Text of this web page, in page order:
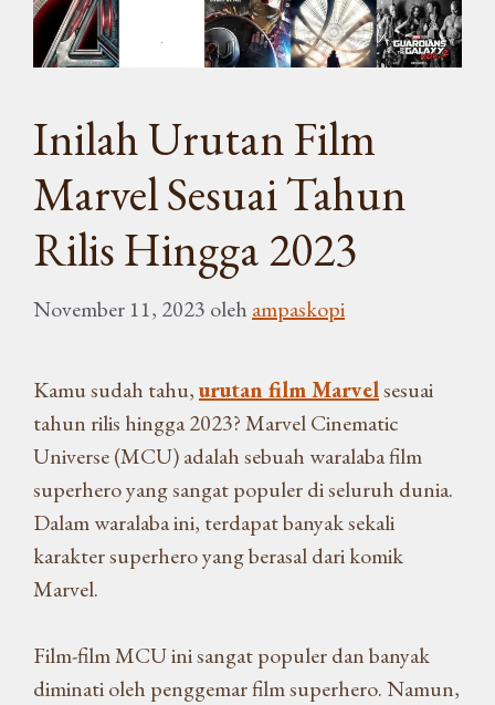
Inilah Urutan Film
Marvel Sesuai Tahun
Rilis Hingga 2023
November 11, 2023 oleh ampaskopi
Kamu sudah tahu,urutan film Marvelsesuai
tahun rilis hingga 2023? Marvel Cinematic
Universe (MCU) adalah sebuah waralaba film
superhero yang sangat populer di seluruh dunia.
Dalam waralaba ini, terdapat banyak sekali
karakter superhero yang berasal dari komik
Marvel.
Film-film MCU ini sangat populer dan banyak
diminati oleh penggemar film superhero. Namun,